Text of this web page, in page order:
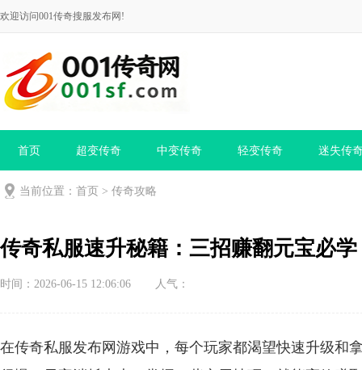
欢迎访问001传奇搜服发布网!
首页 超变传奇 中变传奇 轻变传奇 迷失传
当前位置： 首页 > 传奇攻略
传奇私服速升秘籍：三招赚翻元宝必学
时间：2026-06-15 12:06:06 人气：
在传奇私服发布网游戏中，每个玩家都渴望快速升级和